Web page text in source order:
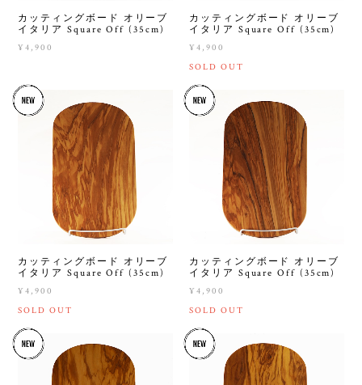
カッティングボード オリーブ
イタリア Square Off (35cm)
¥4,900
カッティングボード オリーブ
イタリア Square Off (35cm)
¥4,900
SOLD OUT
カッティングボード オリーブ
イタリア Square Off (35cm)
¥4,900
SOLD OUT
カッティングボード オリーブ
イタリア Square Off (35cm)
¥4,900
SOLD OUT